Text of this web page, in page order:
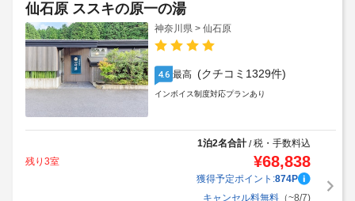
仙石原 ススキの原一の湯
神奈川県 > 仙石原
4.6 最高 (クチコミ1329件)
インボイス制度対応プランあり
1泊2名合計/税・手数料込
残り3室
¥68,838
獲得予定ポイント:874P
キャンセル料無料（~8/7)